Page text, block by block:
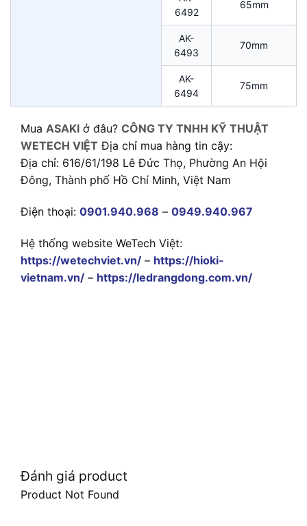
6492
65mm
AK-
6493
70mm
AK-
6494
75mm
Mua ASAKI ở đâu? CÔNG TY TNHH KỸ THUẬT
WETECH VIỆT Địa chỉ mua hàng tin cậy:
Địa chỉ: 616/61/198 Lê Đức Thọ, Phường An Hội
Đông, Thành phố Hồ Chí Minh, Việt Nam
Điện thoại: 0901.940.968 – 0949.940.967
Hệ thống website WeTech Việt:
https://wetechviet.vn/ – https://hioki-
vietnam.vn/ – https://ledrangdong.com.vn/
Đánh giá product
Product Not Found